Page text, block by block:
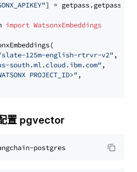
] = getpass.getpass(
import WatsonxEmbeddings
slate-125m-english-rtrvr-v2" ,
south.ml.cloud.ibm.com" ,
PROJECT_ID>" ,
置 pgvector